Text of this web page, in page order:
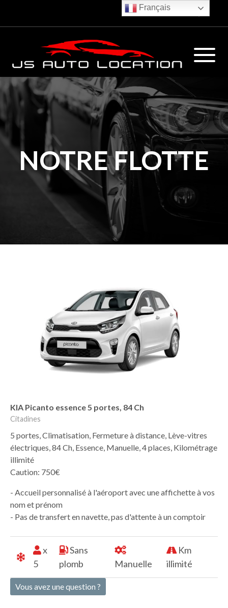
NOTRE FLOTTE
KIA Picanto essence 5 portes, 84 Ch
Citadines
5 portes, Climatisation, Fermeture à distance, Lève-vitres
électriques, 84 Ch, Essence, Manuelle, 4 places, Kilométrage
illimité
Caution: 750€
- Accueil personnalisé à l'aéroport avec une affichette à vos
nom et prénom
- Pas de transfert en navette, pas d'attente à un comptoir
x
5
Sans
plomb
Manuelle
Km
illimité
Vous avez une question ?
Français